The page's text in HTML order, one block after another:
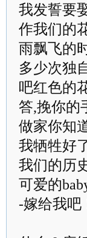
我发誓要
作我们的
雨飘飞的
多少次独
吧红色的
答,挽你的
做家你知
我牺牲好
我们的历
可爱的
-嫁给我吧